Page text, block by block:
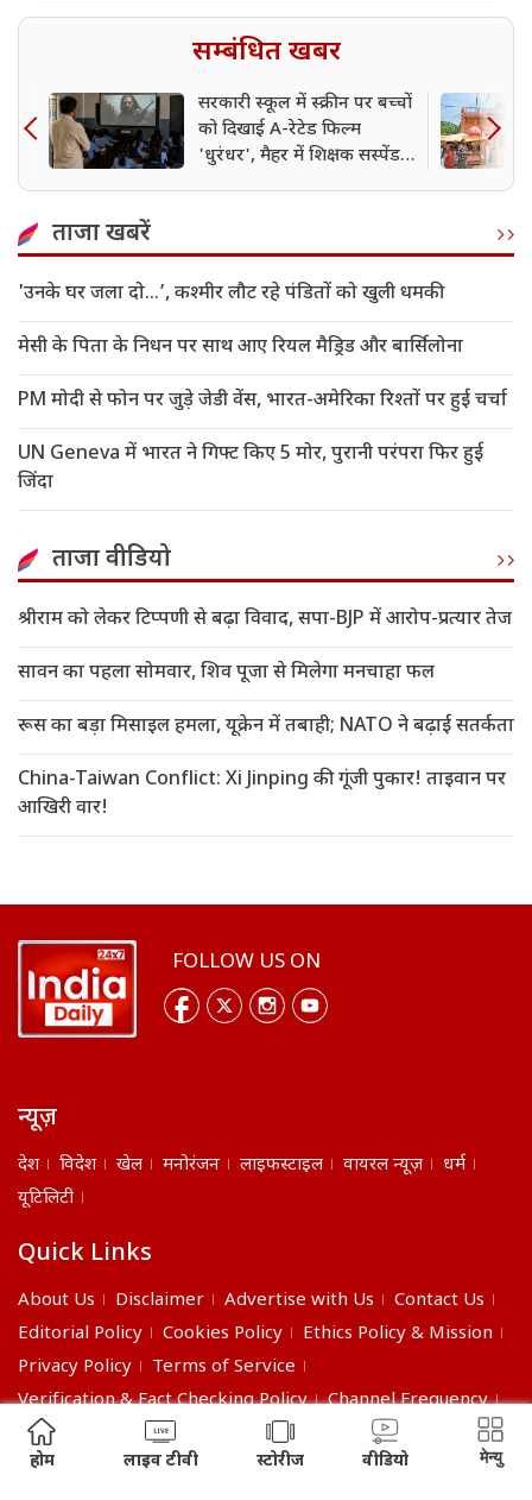
सम्बंधित खबर
सरकारी स्कूल में स्क्रीन पर बच्चों
को दिखाई A-रेटेड फिल्म
'धुरंधर', मैहर में शिक्षक सस्पेंड;
ताजा खबरें
'उनके घर जला दो…’, कश्मीर लौट रहे पंडितों को खुली धमकी
मेसी के पिता के निधन पर साथ आए रियल मैड्रिड और बार्सिलोना
PM मोदी से फोन पर जुड़े जेडी वेंस, भारत-अमेरिका रिश्तों पर हुई चर्चा
UN Geneva में भारत ने गिफ्ट किए 5 मोर, पुरानी परंपरा फिर हुई
जिंदा
ताजा वीडियो
श्रीराम को लेकर टिप्पणी से बढ़ा विवाद, सपा-BJP में आरोप-प्रत्यार तेज
सावन का पहला सोमवार, शिव पूजा से मिलेगा मनचाहा फल
रूस का बड़ा मिसाइल हमला, यूक्रेन में तबाही; NATO ने बढ़ाई सतर्कता
China-Taiwan Conflict: Xi Jinping की गूंजी पुकार! ताइवान पर
आखिरी वार!
FOLLOW US ON
न्यूज़
देश विदेश खेल मनोरंजन लाइफस्टाइल वायरल न्यूज़
धर्म
यूटिलिटी
Quick Links
About Us Disclaimer Advertise with Us
Contact Us
Editorial Policy
Cookies Policy
Ethics Policy & Mission
Privacy Policy
Terms of Service
Verification & Fact Checking Policy
Channel Frequency
©2026 India Daily. All right reserved.
होम लाइव टीवी स्टोरीज वीडियो मेन्यु